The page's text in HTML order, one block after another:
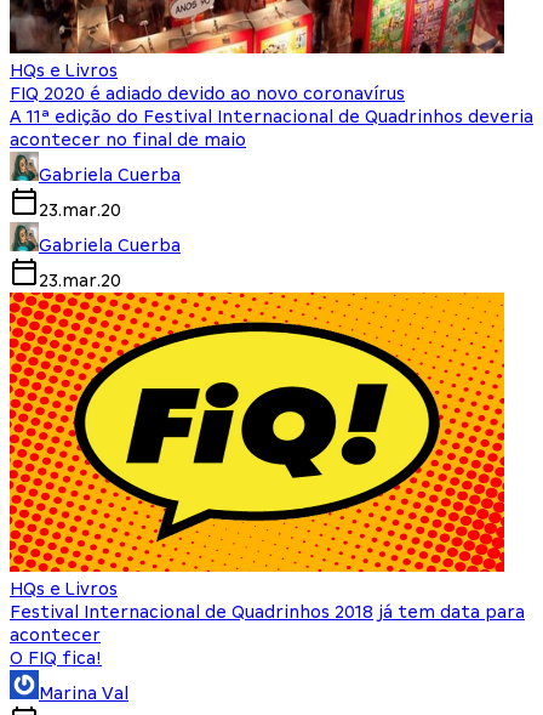
HQs e Livros
FIQ 2020 é adiado devido ao novo coronavírus
A 11ª edição do Festival Internacional de Quadrinhos deveria
acontecer no final de maio
Gabriela Cuerba
23.mar.20
Gabriela Cuerba
23.mar.20
HQs e Livros
Festival Internacional de Quadrinhos 2018 já tem data para
acontecer
O FIQ fica!
Marina Val